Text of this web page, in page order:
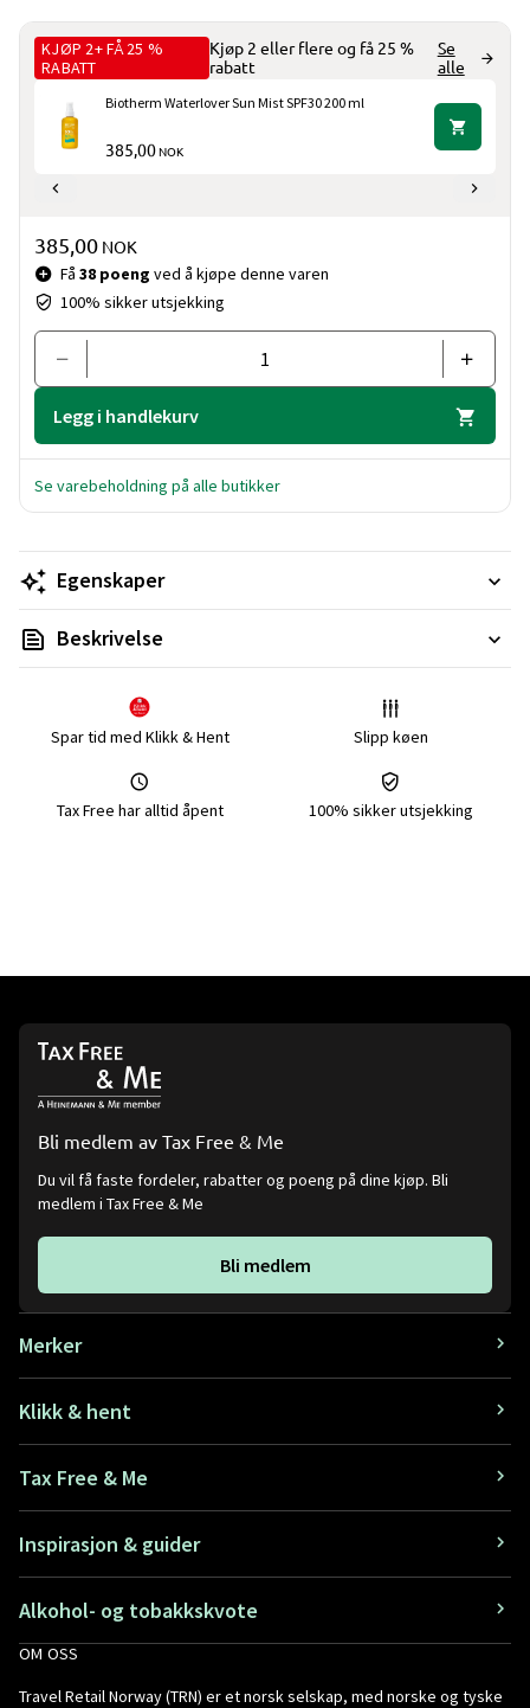
egen hud og havets skjønnhet samtidig.
KJØP 2+ FÅ 25 %
RABATT
Kjøp 2 eller flere og få 25 %
rabatt
Se
alle
Biotherm Waterlover Sun Mist SPF30 200 ml
385,00NOK
Pris og mengde
Få 38 poeng ved å kjøpe denne varen
100% sikker utsjekking
385,00 NOK
Legg i handlekurv
Se varebeholdning på alle butikker
Egenskaper
Beskrivelse
Spar tid med Klikk & Hent Slipp køen
Tax Free har alltid åpent 100% sikker utsjekking
Bli medlem av Tax Free & Me
Du vil få faste fordeler, rabatter og poeng på dine kjøp. Bli
medlem i Tax Free & Me
Bli medlem
Merker
Klikk & hent
Tax Free & Me
Inspirasjon & guider
Alkohol- og tobakkskvote
OM OSS
Travel Retail Norway (TRN) er et norsk selskap, med norske og tyske